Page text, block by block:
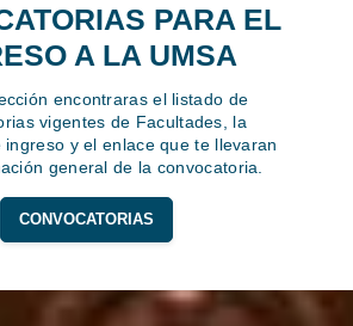
PARA EL
A LA UMSA
encontraras el listado de
vigentes de Facultades, la
ingreso y el enlace que te llevaran
general de la convocatoria.
CONVOCATORIAS